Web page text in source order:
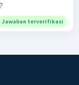
Jawaban terverifikasi